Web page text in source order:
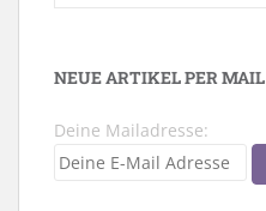
NEUE ARTIKEL PER MAIL
Deine Mailadresse: